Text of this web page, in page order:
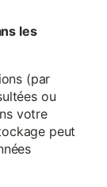
les
(par
ou
votre
peut